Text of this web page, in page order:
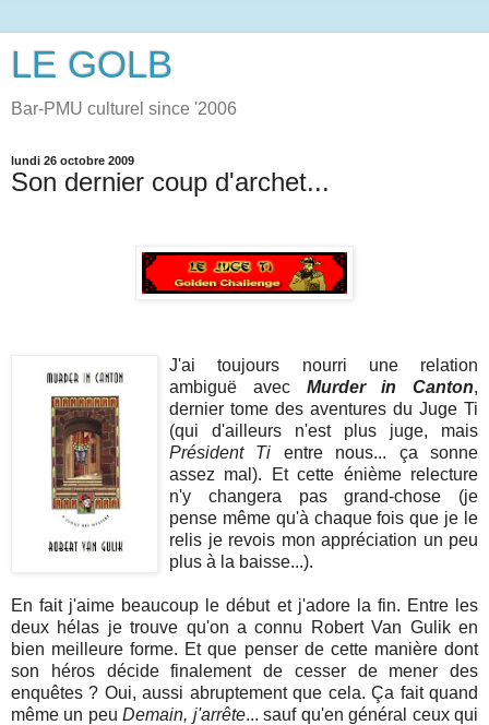
LE GOLB
Bar-PMU culturel since '2006
lundi 26 octobre 2009
Son dernier coup d'archet...
J'ai toujours nourri une relation
ambiguë avec Murder in Canton,
dernier tome des aventures du Juge Ti
(qui d'ailleurs n'est plus juge, mais
Président Ti entre nous... ça sonne
assez mal). Et cette énième relecture
n'y changera pas grand-chose (je
pense même qu'à chaque fois que je le
relis je revois mon appréciation un peu
plus à la baisse...).
En fait j'aime beaucoup le début et j'adore la fin. Entre les
deux hélas je trouve qu'on a connu Robert Van Gulik en
bien meilleure forme. Et que penser de cette manière dont
son héros décide finalement de cesser de mener des
enquêtes ? Oui, aussi abruptement que cela. Ça fait quand
même un peuDemain, j'arrête... sauf qu'en général ceux qui